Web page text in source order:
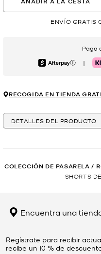
ENVÍO GRATIS
Paga
Afterpay |
RECOGIDA EN TIENDA
DETALLES DEL PRODUCTO
COLECCIÓN DE PASARELA /
SHORTS
Encuentra una
Regístrate para recibir
recibe un 10 % de